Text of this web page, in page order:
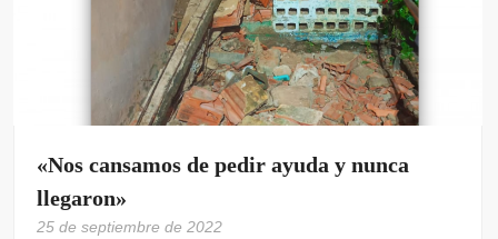
«Nos cansamos de pedir ayuda y nunca
llegaron»
25 de septiembre de 2022